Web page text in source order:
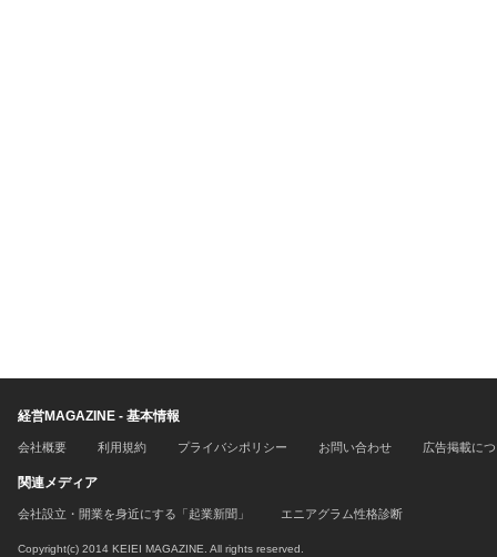
経営MAGAZINE - 基本情報
会社概要 利用規約 プライバシポリシー お問い合わせ 広告掲載に
関連メディア
会社設立・開業を身近にする「起業新聞」 エニアグラム性格診断
Copyright(c) 2014 KEIEI MAGAZINE. All rights reserved.